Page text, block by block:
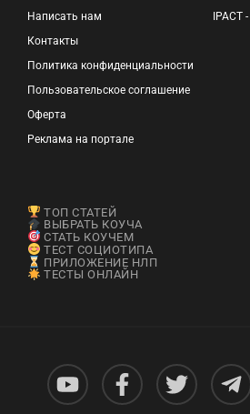
Написать нам
Контакты
Политика конфиденциальности
Пользовательское соглашение
Оферта
Реклама на портале
ТОП СТАТЕЙ
ВЫБРАТЬ КОУЧА
СТАТЬ КОУЧЕМ
ТЕСТ СОЦИОТИПА
ПРИЛОЖЕНИЕ НЛП
ТЕСТЫ ОНЛАЙН